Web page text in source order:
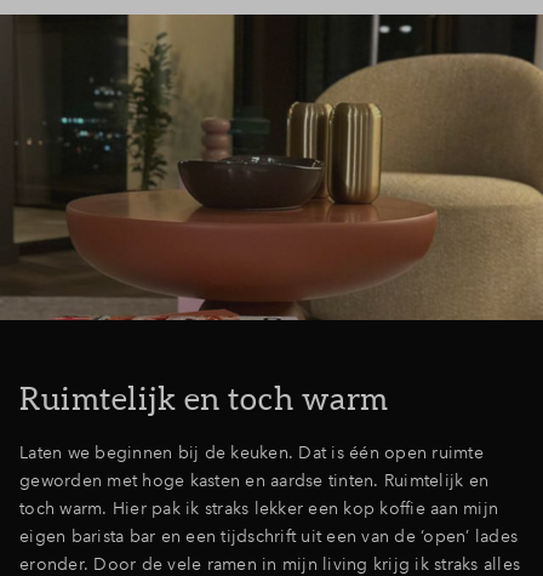
Inloggen
Ruimtelijk en toch warm
Laten we beginnen bij de keuken. Dat is één open ruimte
geworden met hoge kasten en aardse tinten. Ruimtelijk en
toch warm. Hier pak ik straks lekker een kop koffie aan mijn
eigen barista bar en een tijdschrift uit een van de ‘open’ lades
eronder. Door de vele ramen in mijn living krijg ik straks alles